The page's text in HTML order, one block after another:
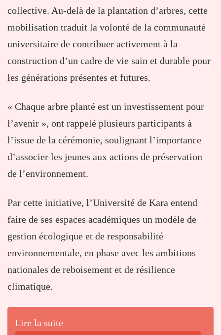
collective. Au-delà de la plantation d’arbres, cette
mobilisation traduit la volonté de la communauté
universitaire de contribuer activement à la
construction d’un cadre de vie sain et durable pour
les générations présentes et futures.
« Chaque arbre planté est un investissement pour
l’avenir », ont rappelé plusieurs participants à
l’issue de la cérémonie, soulignant l’importance
d’associer les jeunes aux actions de préservation
de l’environnement.
Par cette initiative, l’Université de Kara entend
faire de ses espaces académiques un modèle de
gestion écologique et de responsabilité
environnementale, en phase avec les ambitions
nationales de reboisement et de résilience
climatique.
Lire la suite